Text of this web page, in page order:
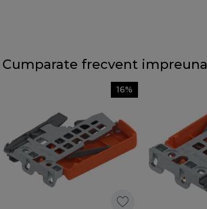
Cumparate frecvent impreuna
16%